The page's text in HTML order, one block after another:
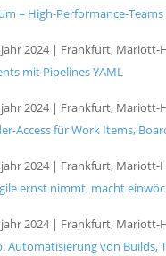
= High-Performance-Teams
2024 | Frankfurt, Mariott-
mit Pipelines YAML
2024 | Frankfurt, Mariott-
Access für Work Items,
2024 | Frankfurt, Mariott-
ernst nimmt, macht
2024 | Frankfurt, Mariott-
Automatisierung von Builds,